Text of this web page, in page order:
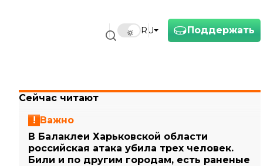
Поддержать
RU
Сейчас читают
Важно
В Балаклеи Харьковской области
российская атака убила трех человек.
Били и по другим городам, есть раненые